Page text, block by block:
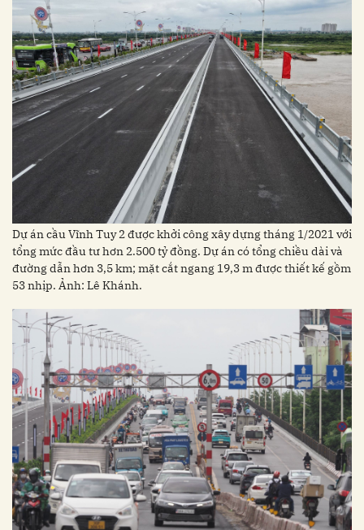
Dự án cầu Vĩnh Tuy 2 được khởi công xây dựng tháng 1/2021 với
tổng mức đầu tư hơn 2.500 tỷ đồng. Dự án có tổng chiều dài và
đường dẫn hơn 3,5 km; mặt cắt ngang 19,3 m được thiết kế gồm
53 nhịp. Ảnh: Lê Khánh.